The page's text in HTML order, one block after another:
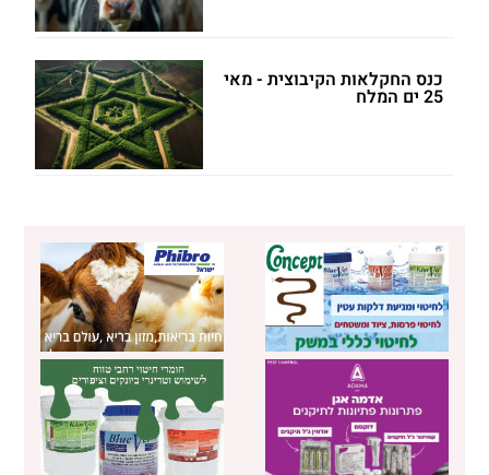
כנס החקלאות הקיבוצית - מאי
25 ים המלח